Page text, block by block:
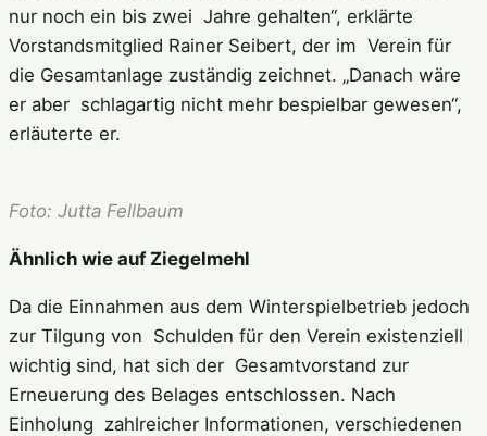
nur noch ein bis zwei Jahre gehalten“, erklärte
Vorstandsmitglied Rainer Seibert, der im Verein für
die Gesamtanlage zuständig zeichnet. „Danach wäre
er aber schlagartig nicht mehr bespielbar gewesen“,
erläuterte er.
Foto: Jutta Fellbaum
Ähnlich wie auf Ziegelmehl
Da die Einnahmen aus dem Winterspielbetrieb jedoch
zur Tilgung von Schulden für den Verein existenziell
wichtig sind, hat sich der Gesamtvorstand zur
Erneuerung des Belages entschlossen. Nach
Einholung zahlreicher Informationen, verschiedenen